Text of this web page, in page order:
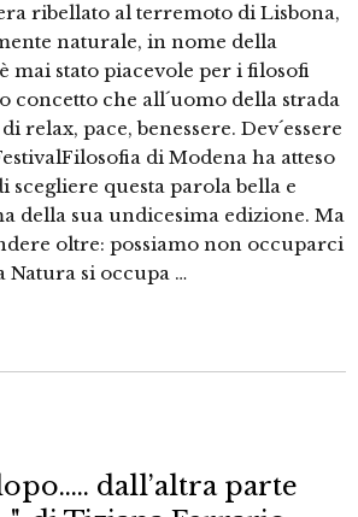
ribellato al terremoto di Lisbona,
naturale, in nome della
mai stato piacevole per i filosofi
concetto che all´uomo della strada
relax, pace, benessere. Dev´essere
di Modena ha atteso
scegliere questa parola bella e
della sua undicesima edizione. Ma
oltre: possiamo non occuparci
Natura si occupa …
dall’altra parte